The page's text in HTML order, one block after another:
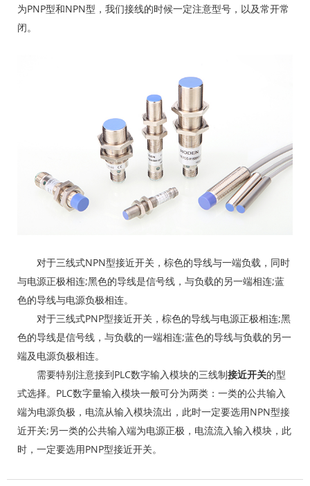
为PNP型和NPN型，我们接线的时候一定注意型号，以及常开常
闭。
对于三线式NPN型接近开关，棕色的导线与一端负载，同时
与电源正极相连;黑色的导线是信号线，与负载的另一端相连;蓝
色的导线与电源负极相连。
对于三线式PNP型接近开关，棕色的导线与电源正极相连;黑
色的导线是信号线，与负载的一端相连;蓝色的导线与负载的另一
端及电源负极相连。
需要特别注意接到PLC数字输入模块的三线制接近开关的型
式选择。PLC数字量输入模块一般可分为两类：一类的公共输入
端为电源负极，电流从输入模块流出，此时一定要选用NPN型接
近开关;另一类的公共输入端为电源正极，电流流入输入模块，此
时，一定要选用PNP型接近开关。